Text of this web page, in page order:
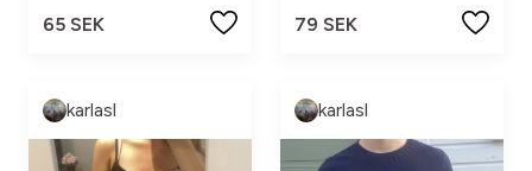
65 SEK
79 SEK
karlasl karlasl